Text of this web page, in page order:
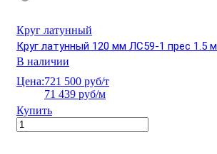
Круг латунный
Круг латунный 120 мм ЛС59-1 прес 1.5 м
В наличии
Цена:721 500 руб/т
71 439 руб/м
Купить